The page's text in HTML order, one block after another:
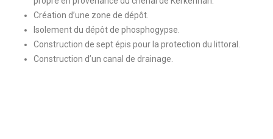
Création d’une zone de dépôt.
Isolement du dépôt de phosphogypse.
Construction de sept épis pour la protection du littoral.
Construction d’un canal de drainage.